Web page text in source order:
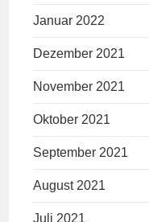
Januar 2022
Dezember 2021
November 2021
Oktober 2021
September 2021
August 2021
Juli 2021